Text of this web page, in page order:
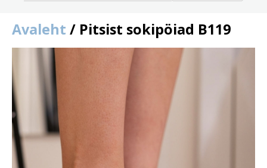
Avaleht / Pitsist sokipöiad B119